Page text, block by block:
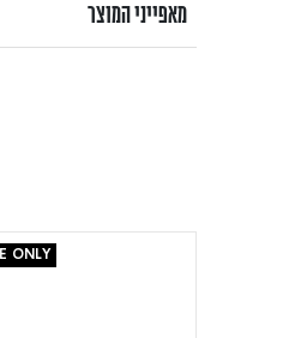
מאפייני המוצר
ONLY